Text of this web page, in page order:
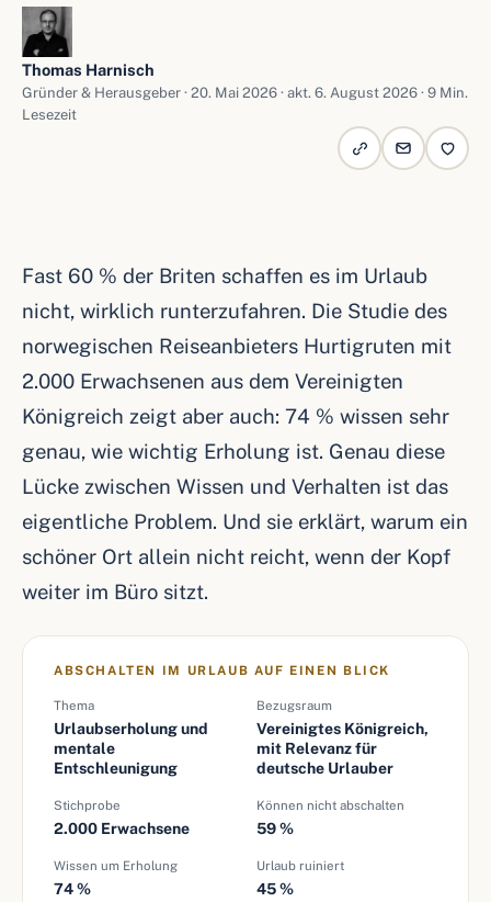
Thomas Harnisch
Gründer & Herausgeber · 20. Mai 2026 · akt. 6. August 2026 · 9 Min.
Lesezeit
Fast 60 % der Briten schaffen es im Urlaub
nicht, wirklich runterzufahren. Die Studie des
norwegischen Reiseanbieters Hurtigruten mit
2.000 Erwachsenen aus dem Vereinigten
Königreich zeigt aber auch: 74 % wissen sehr
genau, wie wichtig Erholung ist. Genau diese
Lücke zwischen Wissen und Verhalten ist das
eigentliche Problem. Und sie erklärt, warum ein
schöner Ort allein nicht reicht, wenn der Kopf
weiter im Büro sitzt.
ABSCHALTEN IM URLAUB AUF EINEN BLICK
Thema
Urlaubserholung und
mentale
Entschleunigung
Bezugsraum
Vereinigtes Königreich,
mit Relevanz für
deutsche Urlauber
Stichprobe
2.000 Erwachsene
Können nicht abschalten
59 %
Wissen um Erholung
74 %
Urlaub ruiniert
45 %